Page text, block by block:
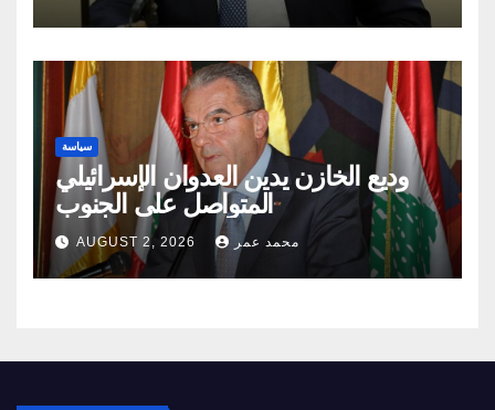
سياسة
وديع الخازن يدين العدوان الإسرائيلي
المتواصل على الجنوب
AUGUST 2, 2026 محمد عمر